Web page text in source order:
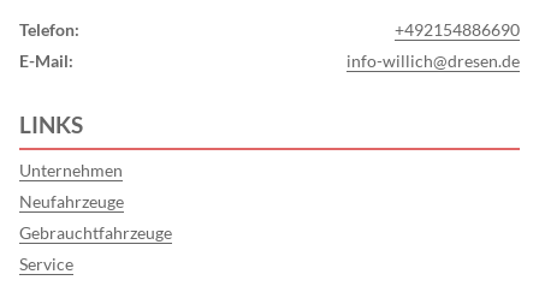
Telefon:
+492154886690
E-Mail:
info-willich@dresen.de
LINKS
Unternehmen
Neufahrzeuge
Gebrauchtfahrzeuge
Service